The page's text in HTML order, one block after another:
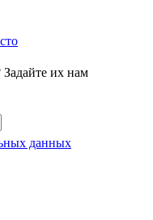
Задайте их нам
данных